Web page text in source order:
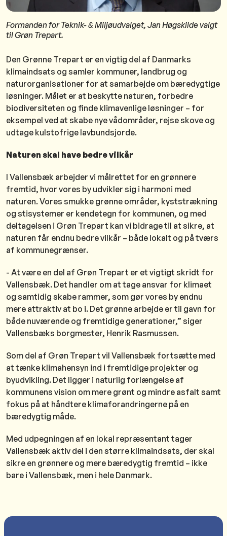
Formanden for Teknik- & Miljøudvalget, Jan Høgskilde valgt
til Grøn Trepart.
Den Grønne Trepart er en vigtig del af Danmarks
klimaindsats og samler kommuner, landbrug og
naturorganisationer for at samarbejde om bæredygtige
løsninger. Målet er at beskytte naturen, forbedre
biodiversiteten og finde klimavenlige løsninger – for
eksempel ved at skabe nye vådområder, rejse skove og
udtage kulstofrige lavbundsjorde.
Naturen skal have bedre vilkår
I Vallensbæk arbejder vi målrettet for en grønnere
fremtid, hvor vores by udvikler sig i harmoni med
naturen. Vores smukke grønne områder, kyststrækning
og stisystemer er kendetegn for kommunen, og med
deltagelsen i Grøn Trepart kan vi bidrage til at sikre, at
naturen får endnu bedre vilkår – både lokalt og på tværs
af kommunegrænser.
- At være en del af Grøn Trepart er et vigtigt skridt for
Vallensbæk. Det handler om at tage ansvar for klimaet
og samtidig skabe rammer, som gør vores by endnu
mere attraktiv at bo i. Det grønne arbejde er til gavn for
både nuværende og fremtidige generationer,” siger
Vallensbæks borgmester, Henrik Rasmussen.
Som del af Grøn Trepart vil Vallensbæk fortsætte med
at tænke klimahensyn ind i fremtidige projekter og
byudvikling. Det ligger i naturlig forlængelse af
kommunens vision om mere grønt og mindre asfalt samt
fokus på at håndtere klimaforandringerne på en
bæredygtig måde.
Med udpegningen af en lokal repræsentant tager
Vallensbæk aktiv del i den større klimaindsats, der skal
sikre en grønnere og mere bæredygtig fremtid – ikke
bare i Vallensbæk, men i hele Danmark.